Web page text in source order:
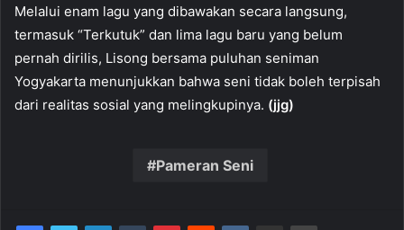
Melalui enam lagu yang dibawakan secara langsung,
termasuk “Terkutuk” dan lima lagu baru yang belum
pernah dirilis, Lisong bersama puluhan seniman
Yogyakarta menunjukkan bahwa seni tidak boleh terpisah
dari realitas sosial yang melingkupinya. (jjg)
Pameran Seni